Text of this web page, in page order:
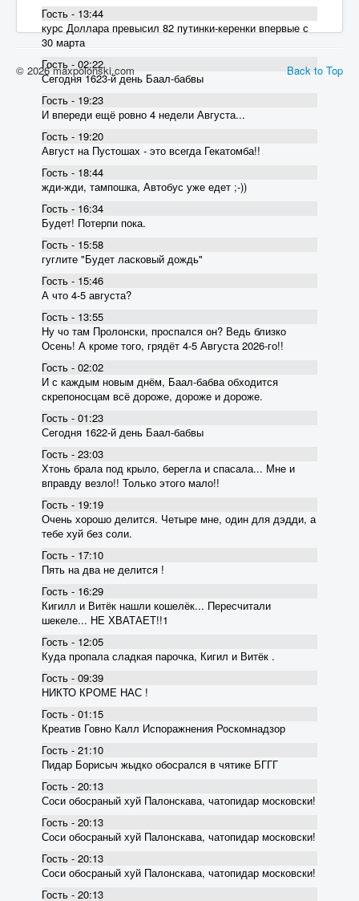
Гость - 13:44
курс Доллара превысил 82 пyтинки-керенки впервые с
30 марта
Гость - 02:22
Сегодня 1623-й день Баал-бабвы
Гость - 19:23
И впереди ещё ровно 4 недели Августа...
Гость - 19:20
Август на Пустошах - это всегда Гекатомба!!
Гость - 18:44
жди-жди, тампошка, Автобус уже едет ;-))
Гость - 16:34
Будет! Потерпи пока.
Гость - 15:58
гуглите "Будет ласковый дождь"
Гость - 15:46
А что 4-5 августа?
Гость - 13:55
Ну чо там Пролонски, проспался он? Ведь близко
Осень! А кроме того, грядёт 4-5 Августа 2026-го!!
Гость - 02:02
И с каждым новым днём, Баал-бабва обходится
скрепоносцам всё дороже, дороже и дороже.
Гость - 01:23
Сегодня 1622-й день Баал-бабвы
Гость - 23:03
Хтонь брала под крыло, берегла и спасала... Мне и
вправду везло!! Только этого мало!!
Гость - 19:19
Очень хорошо делится. Четыре мне, один для дэдди, а
тебе хуй без соли.
Гость - 17:10
Пять на два не делится !
Гость - 16:29
Кигилл и Витёк нашли кошелёк... Пересчитали
шекеле... НЕ ХВАТАЕТ!!1
Гость - 12:05
Куда пропала сладкая парочка, Кигил и Витёк .
Гость - 09:39
НИКТО КРОМЕ НАС !
Гость - 01:15
Креатив Говно Калл Испоражнения Роскомнадзор
Гость - 21:10
Пидар Борисыч жыдко обосрался в чятике БГГГ
Гость - 20:13
Соси обосраный хуй Палонскава, чатопидар московски!
Гость - 20:13
Соси обосраный хуй Палонскава, чатопидар московски!
Гость - 20:13
Соси обосраный хуй Палонскава, чатопидар московски!
Гость - 20:13
Back to Top
© 2026 maxpolonski.com